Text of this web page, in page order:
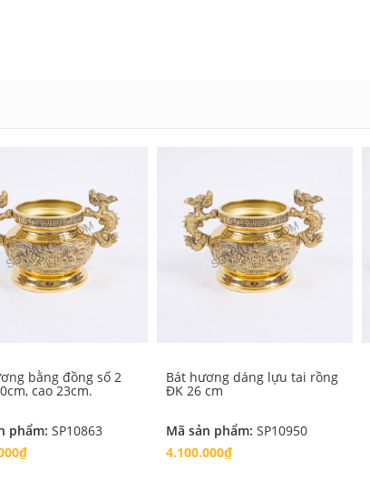
bằng đồng số 2
cao 23cm.
phẩm: SP10863
Bát hương dáng lựu tai rồng
ĐK 26 cm
Mã sản phẩm: SP10950
4.100.000₫